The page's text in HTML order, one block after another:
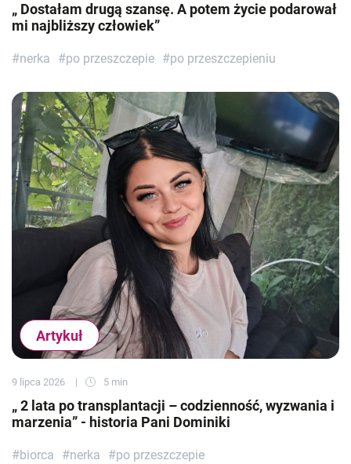
„ Dostałam drugą szansę. A potem życie podarował
mi najbliższy człowiek”
#nerka #po przeszczepie #po przeszczepieniu
Artykuł
9 lipca 2026 5 min
„ 2 lata po transplantacji – codzienność, wyzwania i
marzenia” - historia Pani Dominiki
#biorca #nerka #po przeszczepie